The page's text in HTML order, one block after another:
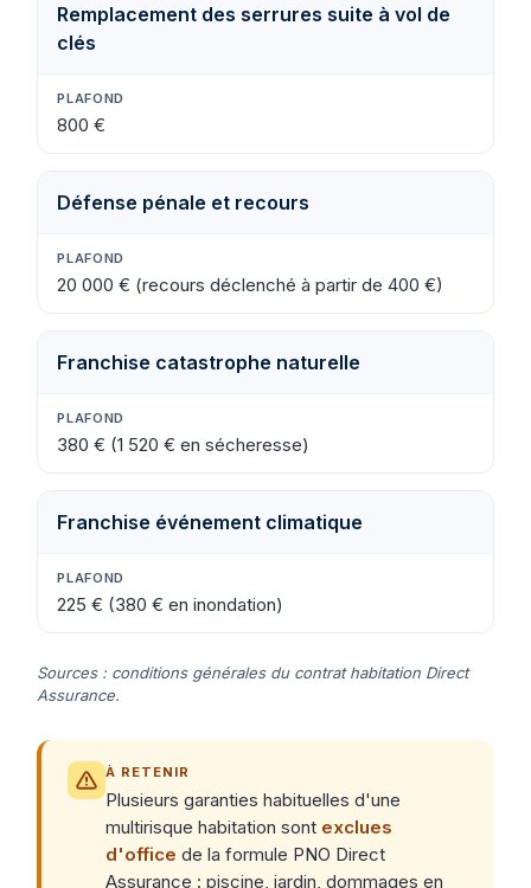
Remplacement des serrures suite à vol de
clés
800 €
Défense pénale et recours
20 000 € (recours déclenché à partir de 400 €)
Franchise catastrophe naturelle
380 € (1 520 € en sécheresse)
Franchise événement climatique
225 € (380 € en inondation)
Sources : conditions générales du contrat habitation Direct
Assurance.
À RETENIR
Plusieurs garanties habituelles d'une
multirisque habitation sont exclues
d'office de la formule PNO Direct
Assurance : piscine, jardin, dommages en